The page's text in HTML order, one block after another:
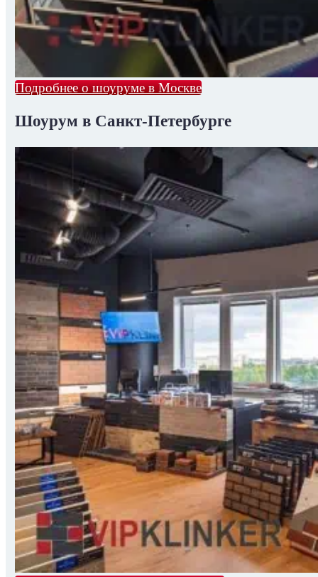
Подробнее о шоуруме в Москве
Шоурум в Санкт-Петербурге